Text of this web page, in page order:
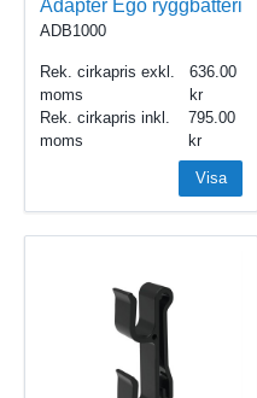
Adapter Ego ryggbatteri
ADB1000
Rek. cirkapris exkl.
moms
636.00
Rek. cirkapris inkl.
moms
795.00
Visa